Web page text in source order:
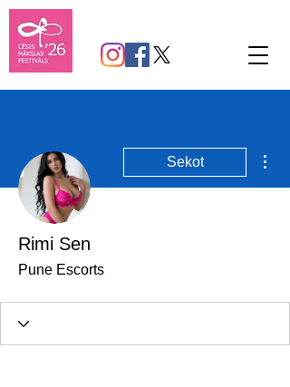
Sekot
Rimi Sen
Pune Escorts